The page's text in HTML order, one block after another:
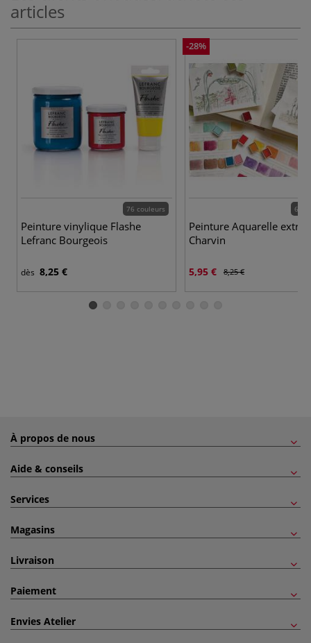
articles
76 couleurs
Peinture vinylique Flashe
Lefranc Bourgeois
dès 8,25 €
-28%
62
Peinture Aquarelle
Charvin
5,95 € 8,25 €
À propos de nous
Aide & conseils
Services
Magasins
Livraison
Paiement
Envies Atelier